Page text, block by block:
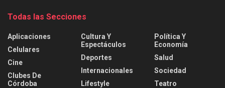
Todas las Secciones
Aplicaciones
Celulares
Cine
Clubes De
Córdoba
Cultura Y
Espectáculos
Deportes
Internacionales
Lifestyle
Política Y
Economía
Salud
Sociedad
Teatro